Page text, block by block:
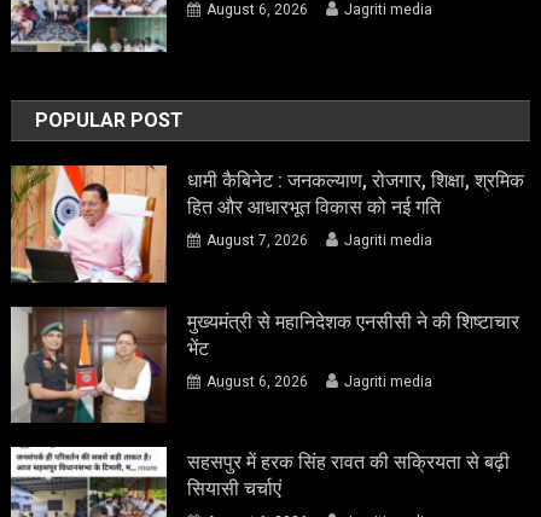
August 6, 2026 Jagriti media
POPULAR POST
धामी कैबिनेट : जनकल्याण, रोजगार, शिक्षा, श्रमिक
हित और आधारभूत विकास को नई गति
August 7, 2026 Jagriti media
मुख्यमंत्री से महानिदेशक एनसीसी ने की शिष्टाचार
भेंट
August 6, 2026 Jagriti media
सहसपुर में हरक सिंह रावत की सक्रियता से बढ़ी
सियासी चर्चाएं